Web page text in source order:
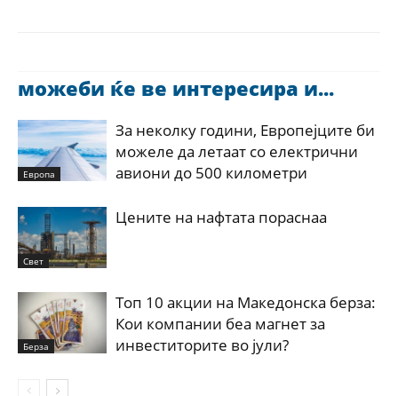
можеби ќе ве интересира и...
Европа
За неколку години, Европејците би
можеле да летаат со електрични
авиони до 500 километри
Свет
Цените на нафтата пораснаа
Берза
Топ 10 акции на Македонска берза:
Кои компании беа магнет за
инвеститорите во јули?